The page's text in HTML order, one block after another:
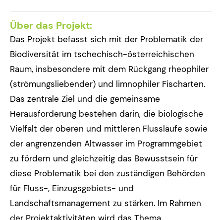
Über das Projekt:
Das Projekt befasst sich mit der Problematik der
Biodiversität im tschechisch-österreichischen
Raum, insbesondere mit dem Rückgang rheophiler
(strömungsliebender) und limnophiler Fischarten.
Das zentrale Ziel und die gemeinsame
Herausforderung bestehen darin, die biologische
Vielfalt der oberen und mittleren Flussläufe sowie
der angrenzenden Altwasser im Programmgebiet
zu fördern und gleichzeitig das Bewusstsein für
diese Problematik bei den zuständigen Behörden
für Fluss-, Einzugsgebiets- und
Landschaftsmanagement zu stärken. Im Rahmen